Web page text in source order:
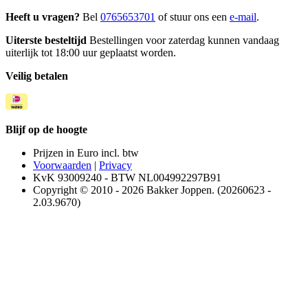
Heeft u vragen? Bel 0765653701 of stuur ons een e-mail.
Uiterste besteltijd Bestellingen voor zaterdag kunnen vandaag
uiterlijk tot 18:00 uur geplaatst worden.
Veilig betalen
Blijf op de hoogte
Prijzen in Euro incl. btw
Voorwaarden | Privacy
KvK 93009240 - BTW NL004992297B91
Copyright © 2010 - 2026 Bakker Joppen. (20260623 -
2.03.9670)